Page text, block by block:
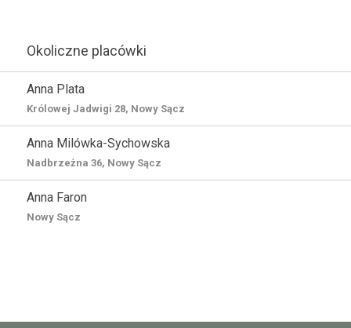
Okoliczne placówki
Anna Plata
Królowej Jadwigi 28, Nowy Sącz
Anna Milówka-Sychowska
Nadbrzeżna 36, Nowy Sącz
Anna Faron
Nowy Sącz